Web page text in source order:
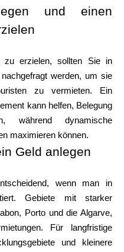
und einen
zu erzielen, sollten Sie in
werden, um sie
zu vermieten. Ein
kann helfen, Belegung
während dynamische
maximieren können.
Geld anlegen
wenn man in
Gebiete mit starker
Porto und die Algarve,
Für langfristige
und kleinere